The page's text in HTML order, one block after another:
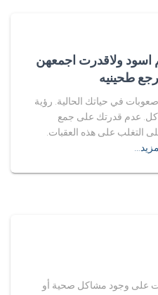
ولاقدرت اجمعهن
طحينيه
في حياتك الحالية. رؤية
عدم قدرتك على جمع
التغلب على هذه العقبات.
على وجود مشاكل صحية أو